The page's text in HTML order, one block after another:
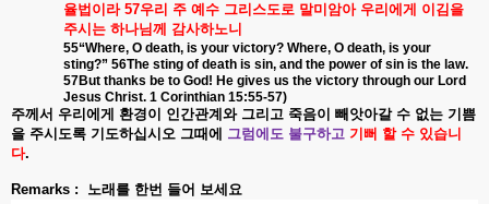
율법이라57우리 주 예수 그리스도로 말미암아 우리에게 이김을
주시는 하나님께 감사하노니
55“Where, O death, is your victory? Where, O death, is your
sting?” 56The sting of death is sin, and the power of sin is the law.
57But thanks be to God! He gives us the victory through our Lord
Jesus Christ. 1 Corinthian 15:55-57)
주께서 우리에게 환경이 인간관계와 그리고 죽음이 빼앗아갈 수 없는 기쁨
을 주시도록 기도하십시오 그때에 그럼에도 불구하고 기뻐 할 수 있습니
다.
Remarks : 노래를 한번 들어 보세요